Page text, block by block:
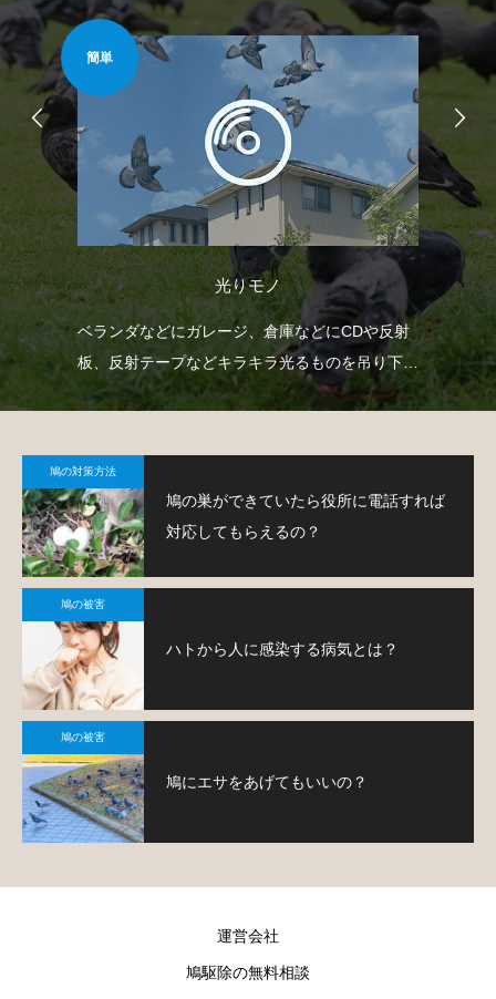
簡単
光りモノ
ベランダなどにガレージ、倉庫などにCDや反射
板、反射テープなどキラキラ光るものを吊り下げ
て、鳩を寄り付きにくくするという方法です。
鳩の対策方法
鳩の巣ができていたら役所に電話すれば
対応してもらえるの？
鳩の被害
ハトから人に感染する病気とは？
鳩の被害
鳩にエサをあげてもいいの？
運営会社
鳩駆除の無料相談